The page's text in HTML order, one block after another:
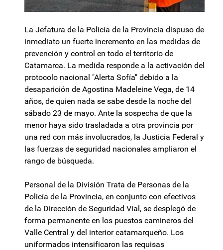
La Jefatura de la Policía de la Provincia dispuso de
inmediato un fuerte incremento en las medidas de
prevención y control en todo el territorio de
Catamarca. La medida responde a la activación del
protocolo nacional "Alerta Sofía" debido a la
desaparición de Agostina Madeleine Vega, de 14
años, de quien nada se sabe desde la noche del
sábado 23 de mayo. Ante la sospecha de que la
menor haya sido trasladada a otra provincia por
una red con más involucrados, la Justicia Federal y
las fuerzas de seguridad nacionales ampliaron el
rango de búsqueda.
Personal de la División Trata de Personas de la
Policía de la Provincia, en conjunto con efectivos
de la Dirección de Seguridad Vial, se desplegó de
forma permanente en los puestos camineros del
Valle Central y del interior catamarqueño. Los
uniformados intensificaron las requisas